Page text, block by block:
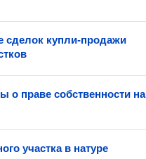
сделок купли-продажи
о праве собственности на
участка в натуре